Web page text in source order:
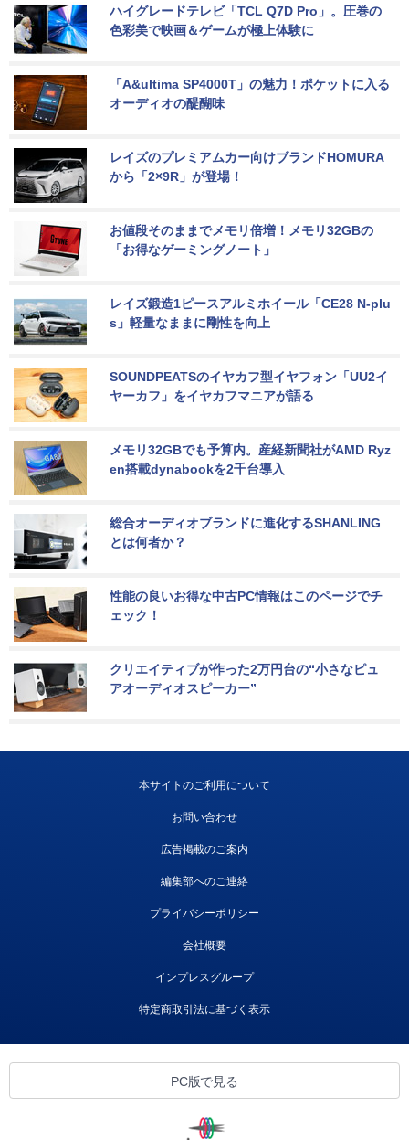
ハイグレードテレビ「TCL Q7D Pro」。圧巻の
色彩美で映画＆ゲームが極上体験に
「A&ultima SP4000T」の魅力！ポケットに入る
オーディオの醍醐味
レイズのプレミアムカー向けブランドHOMURA
から「2×9R」が登場！
お値段そのままでメモリ倍増！メモリ32GBの
「お得なゲーミングノート」
レイズ鍛造1ピースアルミホイール「CE28 N-plu
s」軽量なままに剛性を向上
SOUNDPEATSのイヤカフ型イヤフォン「UU2イ
ヤーカフ」をイヤカフマニアが語る
メモリ32GBでも予算内。産経新聞社がAMD Ryz
en搭載dynabookを2千台導入
総合オーディオブランドに進化するSHANLING
とは何者か？
性能の良いお得な中古PC情報はこのページでチ
ェック！
クリエイティブが作った2万円台の“小さなピュ
アオーディオスピーカー”
本サイトのご利用について
お問い合わせ
広告掲載のご案内
編集部へのご連絡
プライバシーポリシー
会社概要
インプレスグループ
特定商取引法に基づく表示
PC版で見る